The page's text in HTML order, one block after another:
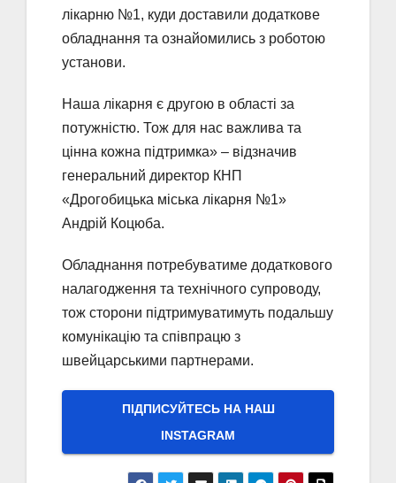
лікарню №1, куди доставили додаткове
обладнання та ознайомились з роботою
установи.
Наша лікарня є другою в області за
потужністю. Тож для нас важлива та
цінна кожна підтримка» – відзначив
генеральний директор КНП
«Дрогобицька міська лікарня №1»
Андрій Коцюба.
Обладнання потребуватиме додаткового
налагодження та технічного супроводу,
тож сторони підтримуватимуть подальшу
комунікацію та співпрацю з
швейцарськими партнерами.
ПІДПИСУЙТЕСЬ НА НАШ
INSTAGRAM